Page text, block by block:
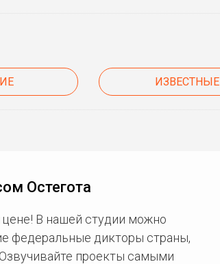
ИЗВЕСТНЫЕ
Остегота
В нашей студии можно
федеральные дикторы страны,
проекты самыми